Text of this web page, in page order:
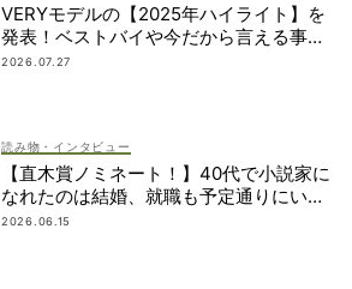
VERYモデルの【2025年ハイライト】を
発表！ベストバイや今だから言える事件
簿も大公開
2026.07.27
読み物・インタビュー
【直木賞ノミネート！】40代で小説家に
なれたのは結婚、就職も予定通りにいか
なかったから｜朝倉かすみさん
2026.06.15